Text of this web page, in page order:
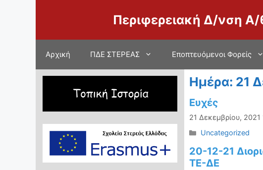
Περιφερειακή Δ/νση Α/
Αρχική ΠΔΕ ΣΤΕΡΕΑΣ Εποπτευόμενοι Φορείς
Ημέρα: 21
Ευχές
21 Δεκεμβρίου, 2021
Κατηγορίες
Uncategorized
20-12-21
ΤΕ-ΔΕ